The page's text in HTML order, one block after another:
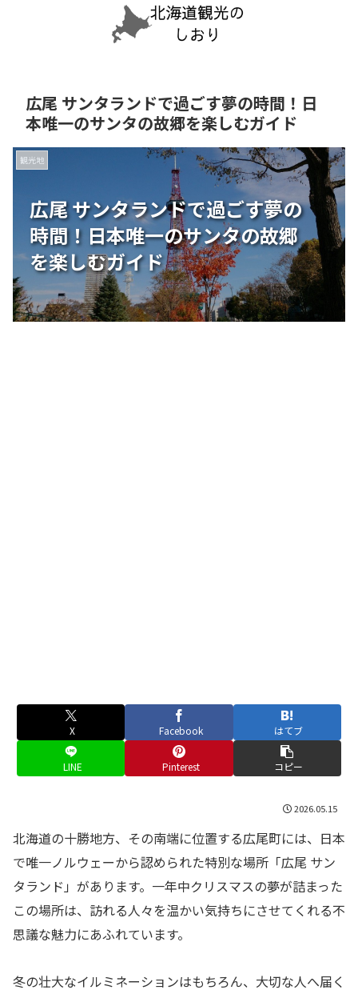
広尾 サンタランドで過ごす夢の時間！日
本唯一のサンタの故郷を楽しむガイド
広尾 サンタランドで過ごす夢の
時間！日本唯一のサンタの故郷
を楽しむガイド
観光地
X Facebook はてブ
LINE Pinterest コピー
2026.05.15
北海道の十勝地方、その南端に位置する広尾町には、日本
で唯一ノルウェーから認められた特別な場所「広尾 サン
タランド」があります。一年中クリスマスの夢が詰まった
この場所は、訪れる人々を温かい気持ちにさせてくれる不
思議な魅力にあふれています。
冬の壮大なイルミネーションはもちろん、大切な人へ届く